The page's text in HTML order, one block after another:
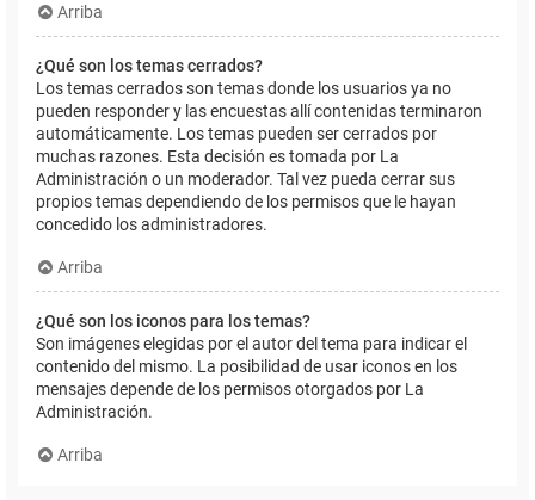
Arriba
¿Qué son los temas cerrados?
Los temas cerrados son temas donde los usuarios ya no
pueden responder y las encuestas allí contenidas terminaron
automáticamente. Los temas pueden ser cerrados por
muchas razones. Esta decisión es tomada por La
Administración o un moderador. Tal vez pueda cerrar sus
propios temas dependiendo de los permisos que le hayan
concedido los administradores.
Arriba
¿Qué son los iconos para los temas?
Son imágenes elegidas por el autor del tema para indicar el
contenido del mismo. La posibilidad de usar iconos en los
mensajes depende de los permisos otorgados por La
Administración.
Arriba